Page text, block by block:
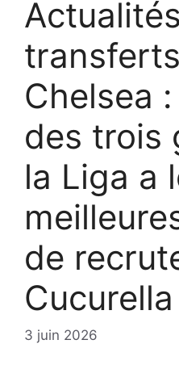
Chelsea
des trois
la Liga a
de
Cucurella
3 juin 2026